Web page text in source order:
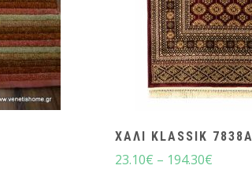
ΧΑΛΙ KLASSIK 7838A
23.10€ – 194.30€